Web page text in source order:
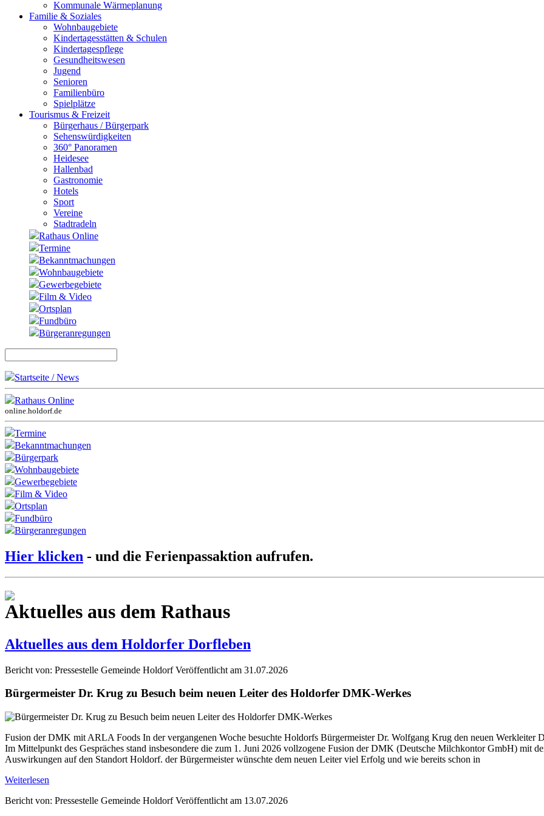
Kommunale Wärmeplanung
Familie & Soziales
Wohnbaugebiete
Kindertagesstätten & Schulen
Kindertagespflege
Gesundheitswesen
Jugend
Senioren
Familienbüro
Spielplätze
Tourismus & Freizeit
Bürgerhaus / Bürgerpark
Sehenswürdigkeiten
360° Panoramen
Heidesee
Hallenbad
Gastronomie
Hotels
Sport
Vereine
Stadtradeln
Rathaus Online
Termine
Bekanntmachungen
Wohnbaugebiete
Gewerbegebiete
Film & Video
Ortsplan
Fundbüro
Bürgeranregungen
Startseite / News
Rathaus Online
online.holdorf.de
Termine
Bekanntmachungen
Bürgerpark
Wohnbaugebiete
Gewerbegebiete
Film & Video
Ortsplan
Fundbüro
Bürgeranregungen
Hier klicken - und die Ferienpassaktion aufrufen.
Aktuelles aus dem Rathaus
Aktuelles aus dem Holdorfer Dorfleben
Bericht von: Pressestelle Gemeinde Holdorf Veröffentlicht am 31.07.2026
Bürgermeister Dr. Krug zu Besuch beim neuen Leiter des Holdorfer DMK-Werkes
Fusion der DMK mit ARLA Foods In der vergangenen Woche besuchte Holdorfs Bürgermeister Dr. Wolfgang Krug den neuen
Im Mittelpunkt des Gespräches stand insbesondere die zum 1. Juni 2026 vollzogene Fusion der DMK (Deutsche Milchkontor GmbH) mit
Auswirkungen auf den Standort Holdorf. der Bürgermeister wünschte dem neuen Leiter viel Erfolg und wie bereits schon in
Weiterlesen
Bericht von: Pressestelle Gemeinde Holdorf Veröffentlicht am 13.07.2026